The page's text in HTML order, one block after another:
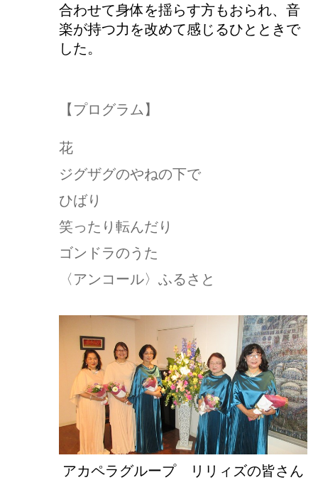
合わせて身体を揺らす方もおられ、音
楽が持つ力を改めて感じるひとときで
した。
【プログラム】
花
ジグザグのやねの下で
ひばり
笑ったり転んだり
ゴンドラのうた
〈アンコール〉ふるさと
アカペラグループ リリィズの皆さん